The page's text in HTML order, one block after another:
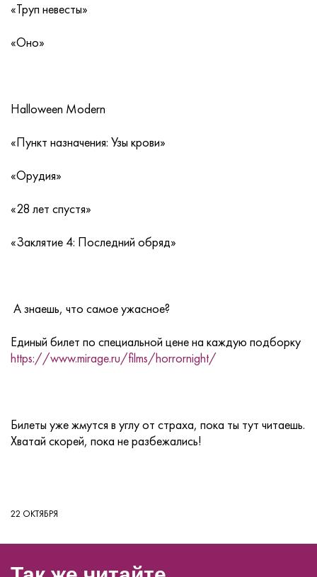
«Труп невесты»
«Оно»
Halloween Modern
«Пункт назначения: Узы крови»
«Орудия»
«28 лет спустя»
«Заклятие 4: Последний обряд»
А знаешь, что самое ужасное?
Единый билет по специальной цене на каждую подборку
https://www.mirage.ru/films/horrornight/
Билеты уже жмутся в углу от страха, пока ты тут читаешь.
Хватай скорей, пока не разбежались!
22 ОКТЯБРЯ